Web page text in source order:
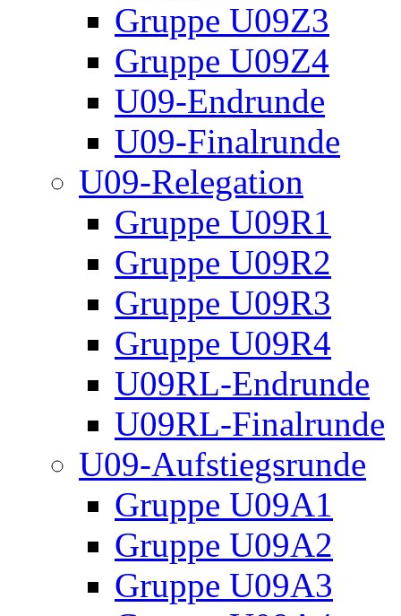
Gruppe U09Z3
Gruppe U09Z4
U09-Endrunde
U09-Finalrunde
U09-Relegation
Gruppe U09R1
Gruppe U09R2
Gruppe U09R3
Gruppe U09R4
U09RL-Endrunde
U09RL-Finalrunde
U09-Aufstiegsrunde
Gruppe U09A1
Gruppe U09A2
Gruppe U09A3